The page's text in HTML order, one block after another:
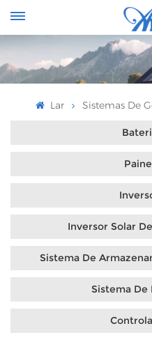
Lar Sistemas De
Inversor Solar
Sistema De
Sistema De